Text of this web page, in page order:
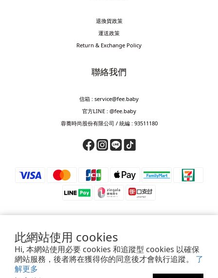
此網站使用 cookies
Hi, 本網站使用必要 cookies 和追蹤型 cookies 以確保
網站服務，後者將在獲得你的同意後才會執行追蹤。 了
解更多
退換貨政策
運送政策
Return & Exchange Policy
聯絡我們
信箱 : service@fee.baby
官方LINE : @fee.baby
蓉蕎時尚股份有限公司 / 統編 : 93511180
⚠️ 防詐騙提醒 ⚠️
若接獲來電要求匯款、轉帳、儲值或提供驗證碼，皆為詐騙，請立即掛斷。
如對訂單、付款或帳號有疑慮，請透過官方客服確認，或撥打165查證。